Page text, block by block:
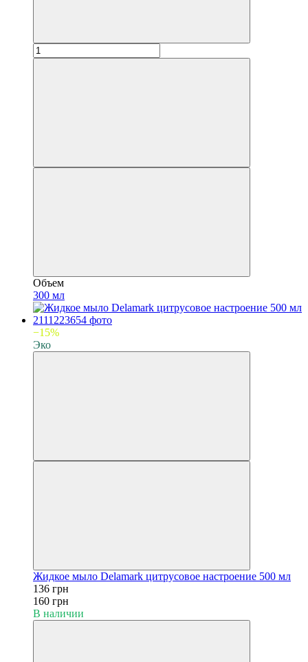
Объем
300 мл
−15%
Эко
Жидкое мыло Delamark цитрусовое настроение 500 мл
136 грн
160 грн
В наличии